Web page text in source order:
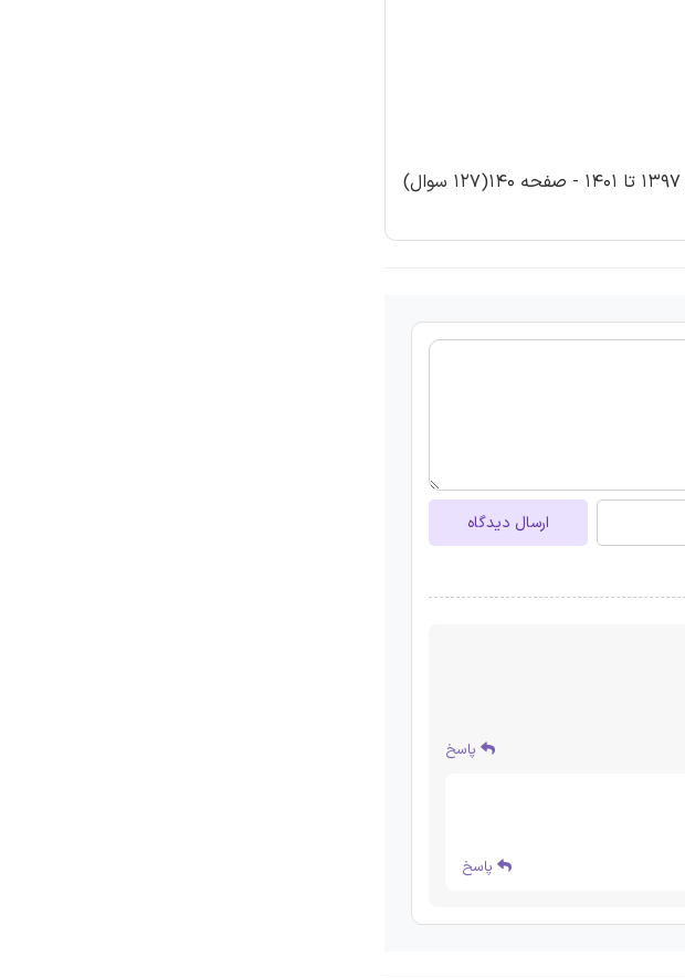
ارسال دیدگاه
پاسخ
پاسخ